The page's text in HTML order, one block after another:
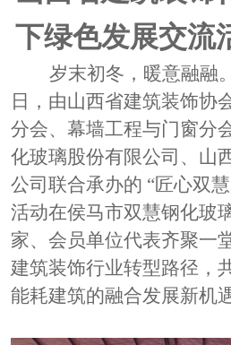
下绿色发展交流
岁末初冬，暖意融融。
日，由山西省建筑装饰协
分会、幕墙工程与门窗分
化玻璃股份有限公司、山
公司联合承办的 “匠心双
活动在侯马市双慧钢化玻
家、会员单位代表齐聚一
建筑装饰行业转型路径，
能耗建筑的融合发展新机遇